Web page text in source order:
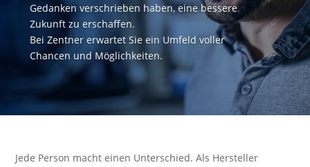
Gedanken verschrieben haben, eine bessere
Zukunft zu erschaffen.
Bei Zentner erwartet Sie ein Umfeld voller
Chancen und Möglichkeiten.
Jede Person macht einen Unterschied. Als Hersteller